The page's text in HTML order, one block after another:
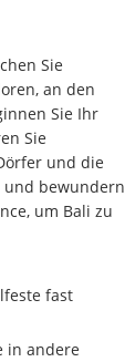
Sie
an den
Sie Ihr
Sie
und die
und bewundern
um Bali zu
fast
in andere